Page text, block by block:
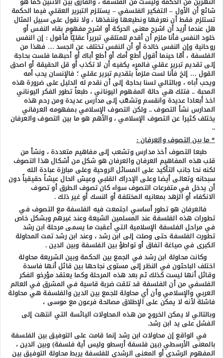
شائع أن الأول – التفكير الفلسفي – يستلزم التبرير العقلي فيما الحكمة
تستلزم فقط أن نعرفها ونطيعها وننفذها ، ولا نقول على سبيل المثال
هل عندما أريد أن اشرح معنى الحركة أو اشرح مفهوم بقاء النفس أو
خلود النفس فأنا ملزم أن أقدم للمتلقي تبريراً عقليّاً فأقول : إن النفس
روحانية وإن النفس خالدة أو أن النفس تختلف عن الجسد … فهذا من
الفلسفة ، أمّا حينما أقول أطع أمك أو أطع أباك أو أحبهما فلست بحاجة
إلى تقديم تبرير عقلي فالمرء يكفيه أن لا تكذب أو قل الحقيقة أو اصدق
القول … إلخ فأنا لست ملزماً بتقديم تبرير عقلي ؛ فالإنسان يحب أمه
ويحب أباه ، وبالتالي لسنا بحاجة إلى أن نقدم له الدليل على ضرورة هذه
المحبة .. فتلك هي حالة المفهوم اليوناني ، طبعاً تطور الفكر اليوناني
اخذ أبعادا عديدة وانقسم وتشعّب إلى مدارس عديدة ومن رحم هذه
المدارس نشأ التصوف .. ولكن التصوف الإسلامي بمفهومه العرفاني
يختلف كثيرا عن التصوف الإسلامي ، والأهم هو ما بين التصوف والعرفان
..
* ما بين التصوف والعرفان :
طبعا التصوف أخذ مدارس وتشعب إلى مفاهيم متعددة ، ونشأ من
قلب هذه المفاهيم العرفان والعرفان هو شكل من أشكال هذا التصوف
لكنه نحا جانب التأكيد على المسائل الروحية وعلى مبارزة عبادة الله
سبحانه وتعالى أيضا وعلى الإدراك القلبي وعيش الحال عيشاً حقيقياً دون
أن يدخل في متفرعات التصوف سواء كان تصوف الطرق أو تصوف
الانكفاء أو الزهد بمعانيه المختلفة أو النسك أو غير ذلك .
فالعرفان هو تطور أساسي اجتمعت فيه الفلسفة مع التصوف في
تطورات هذه الفلسفة عند المسلمين الشيعة وعند غيرهم وبشكل خاص
في مراحل الفلسفة الإسلامية التي أعقبت ما يسمى مرحلة ابن رشد
تطورت الفلسفة حتى وصلت إلى ابن رشد ، وعند ابن رشد تمت المحاولة
الكبرى في صياغة اتفاق أو تواطؤ بين الفلسفة وبين الدين .
وكانت محاولة ابن رشد في الجمع بين الحكمة وبين الشريعة محاولة
اختلف الباحثون في النظر إلى مستوى نجاحها بين قائل أنها فاسدة
وقائل أنها ليست كذلك ثم بعد هذه المرحلة وكما يعتقد مؤرخو الفكر
الفلسفي من أن الفلسفة قد تلقت ضربة قاسية في المشرق في العالم
العربي والإسلامي وأن أي محاولة للجمع بين الدين والفلسفة هي محاولة
فاشلة لأنه لا يمكن على الإطلاق مصالحة فرعون مع موسى ،
وبالتالي لا يمكن الخروج من هذه المحاولات اليائسة التي انتهت إلى
الفشل على يد ابن رشد.
في الواقع إن محاولات ابن رشد إنما قامت على التوفيق بين الفلسفة
بالمعنى الأرسطي (بين فلسفة أرسطو وليس أية فلسفة) وبين الدين ،
المفهوم الرشدي أو المعنى الرشدي للفلسفة يربط محاولة التوفيق بين